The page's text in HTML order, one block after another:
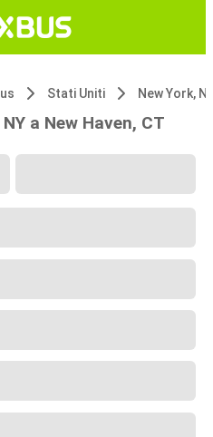
Stati Uniti New York,
a New Haven, CT